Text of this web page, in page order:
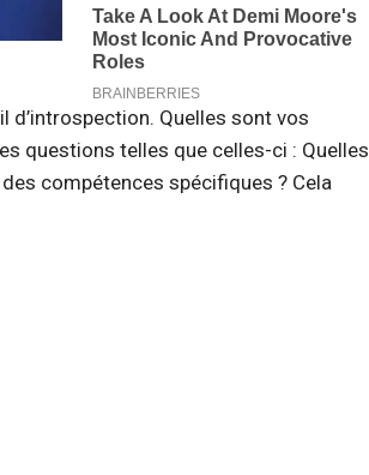
d’introspection. Quelles sont vos
questions telles que celles-ci : Quelles
compétences spécifiques ? Cela